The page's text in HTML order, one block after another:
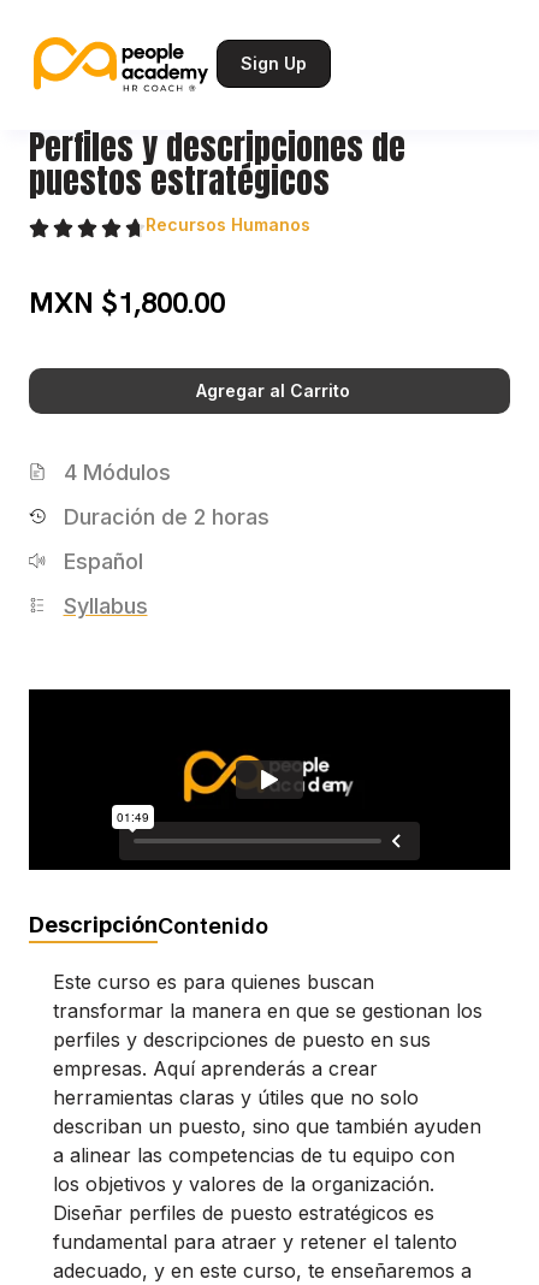
Sign Up
Perfiles y descripciones de
puestos estratégicos
Recursos Humanos
MXN $1,800.00
Agregar al Carrito
4 Módulos
Duración de 2 horas
Español
Syllabus
DescripciónContenido
Este curso es para quienes buscan
transformar la manera en que se gestionan los
perfiles y descripciones de puesto en sus
empresas. Aquí aprenderás a crear
herramientas claras y útiles que no solo
describan un puesto, sino que también ayuden
a alinear las competencias de tu equipo con
los objetivos y valores de la organización.
Diseñar perfiles de puesto estratégicos es
fundamental para atraer y retener el talento
adecuado, y en este curso, te enseñaremos a